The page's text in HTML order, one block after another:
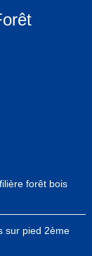
forêt bois
sur pied 2ème